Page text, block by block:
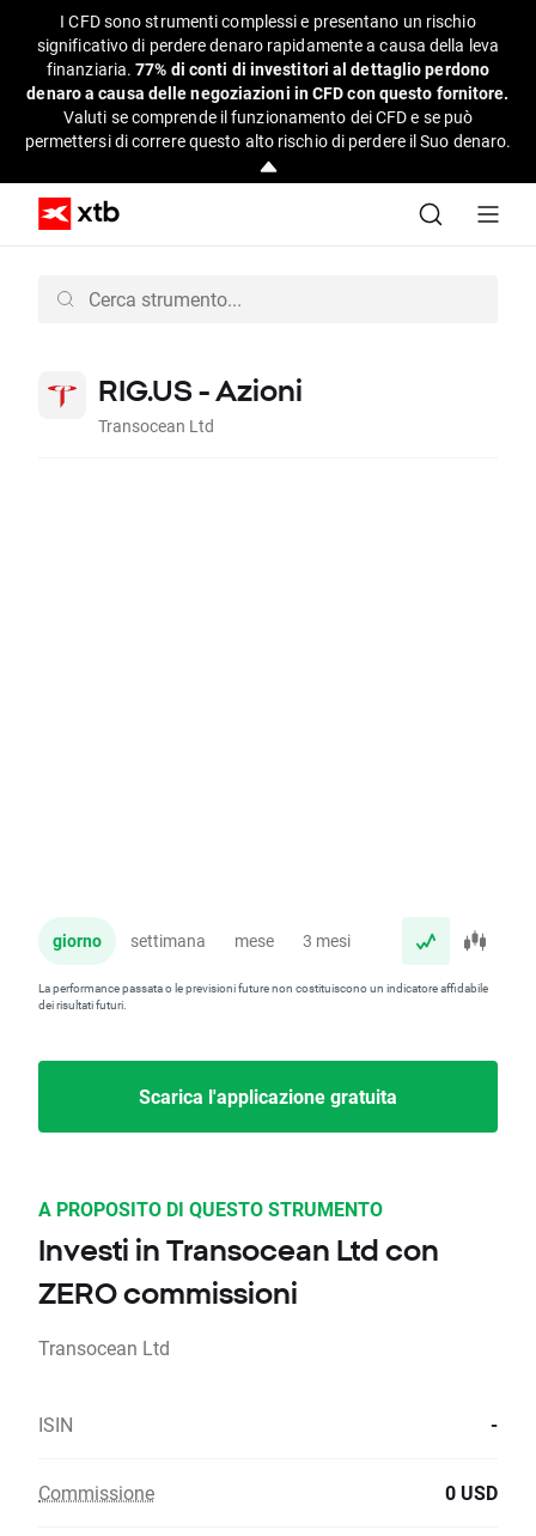
I CFD sono strumenti complessi e presentano un rischio
significativo di perdere denaro rapidamente a causa della leva
finanziaria.77% di conti di investitori al dettaglio perdono
denaro a causa delle negoziazioni in CFD con questo fornitore.
Valuti se comprende il funzionamento dei CFD e se può
permettersi di correre questo alto rischio di perdere il Suo denaro.
RIG.US - Azioni
Transocean Ltd
giorno settimana mese 3 mesi anno
La performance passata o le previsioni future non costituiscono un indicatore affidabile
dei risultati futuri.
Scarica l'applicazione gratuita
A PROPOSITO DI QUESTO STRUMENTO
Investi in Transocean Ltd con
ZERO commissioni
Transocean Ltd
ISIN -
Commissione 0 USD